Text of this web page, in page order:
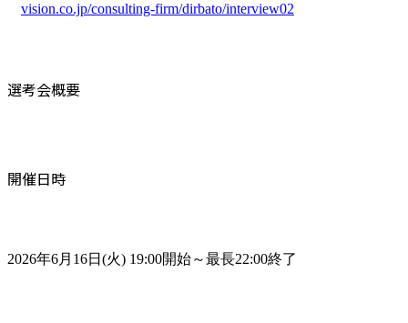
vision.co.jp/consulting-firm/dirbato/interview02
選考会概要
開催日時
2026年6月16日(火) 19:00開始～最長22:00終了